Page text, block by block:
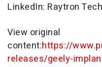
LinkedIn: Raytron
View original
content:https://
releases/geely-